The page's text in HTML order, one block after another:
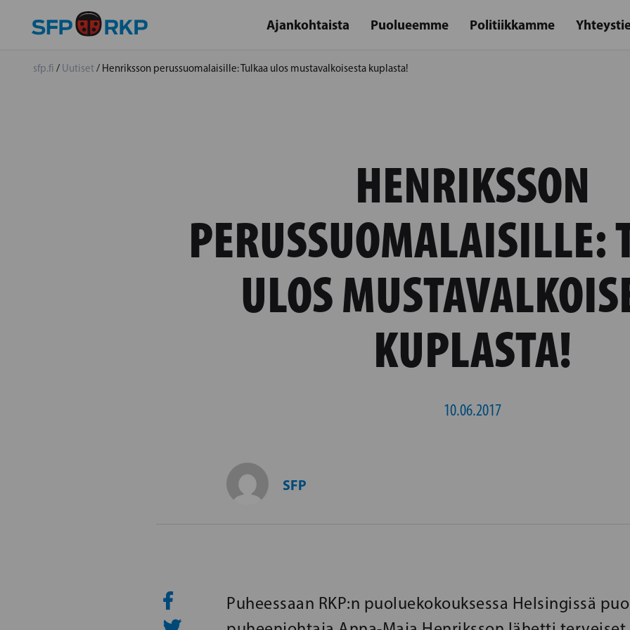
Ajankohtaista Puolueemme Politiikkamme
sfp.fi / Uutiset/ Henriksson perussuomalaisille: Tulkaa ulos mustavalkoisesta kuplasta!
HENRIKSSON
PERUSSUOMALAISILLE:
ULOS
KUPLASTA!
10.06.2017
SFP
Puheessaan RKP:n puoluekokouksessa Helsingissä